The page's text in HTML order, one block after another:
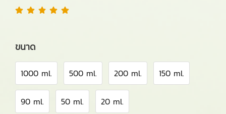
ขนาด
1000 ml. 500 ml. 200 ml. 150 ml.
90 ml. 50 ml. 20 ml.